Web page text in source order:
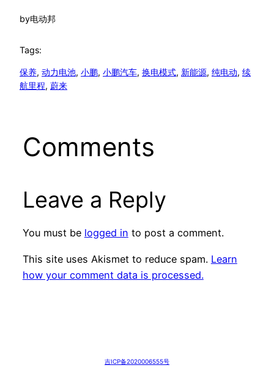
by电动邦
Tags:
保养, 动力电池, 小鹏, 小鹏汽车, 换电模式, 新能源, 纯电动, 续
航里程, 蔚来
Comments
Leave a Reply
You must be logged in to post a comment.
This site uses Akismet to reduce spam. Learn
how your comment data is processed.
吉ICP备2020006555号